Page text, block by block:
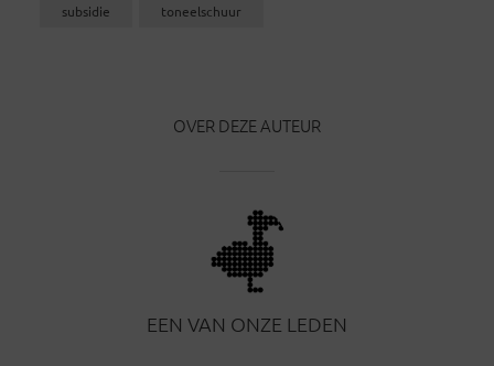
subsidie toneelschuur
OVER DEZE AUTEUR
EEN VAN ONZE LEDEN